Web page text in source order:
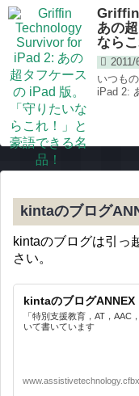
あの
なら
2011/
いつも
iPad 2:
kintaのブログ
kintaのブログは引っ
さい。
kintaのブログANNEX
「特別支援教育，AT，AAC
いて書いています